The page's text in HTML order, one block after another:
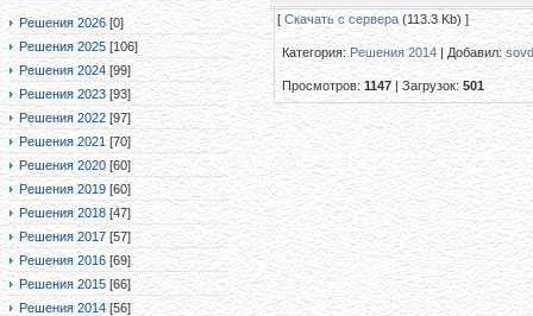
Решения 2026 [0]
Решения 2025 [106]
Решения 2024 [99]
Решения 2023 [93]
Решения 2022 [97]
Решения 2021 [70]
Решения 2020 [60]
Решения 2019 [60]
Решения 2018 [47]
Решения 2017 [57]
Решения 2016 [69]
Решения 2015 [66]
Решения 2014 [56]
[Скачать с сервера (113.3 Kb) ]
Категория: Решения 2014 | Добавил:
Просмотров:1147|Загрузок: 501